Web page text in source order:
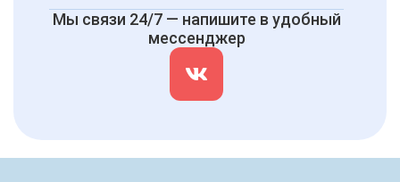
Мы связи 24/7 — напишите в удобный
мессенджер